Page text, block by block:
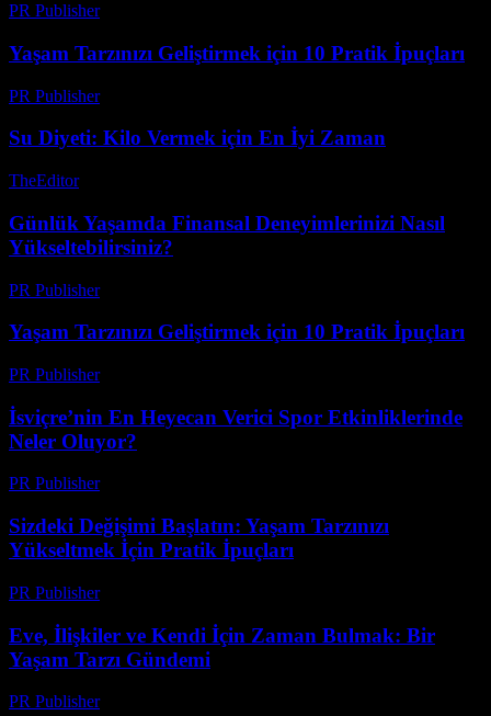
PR Publisher-
Yaşam Tarzınızı Geliştirmek için 10 Pratik İpuçları
PR Publisher-
Su Diyeti: Kilo Vermek için En İyi Zaman
TheEditor-
Günlük Yaşamda Finansal Deneyimlerinizi Nasıl
Yükseltebilirsiniz?
PR Publisher-
Yaşam Tarzınızı Geliştirmek için 10 Pratik İpuçları
PR Publisher-
İsviçre’nin En Heyecan Verici Spor Etkinliklerinde
Neler Oluyor?
PR Publisher-
Sizdeki Değişimi Başlatın: Yaşam Tarzınızı
Yükseltmek İçin Pratik İpuçları
PR Publisher-
Eve, İlişkiler ve Kendi İçin Zaman Bulmak: Bir
Yaşam Tarzı Gündemi
PR Publisher-